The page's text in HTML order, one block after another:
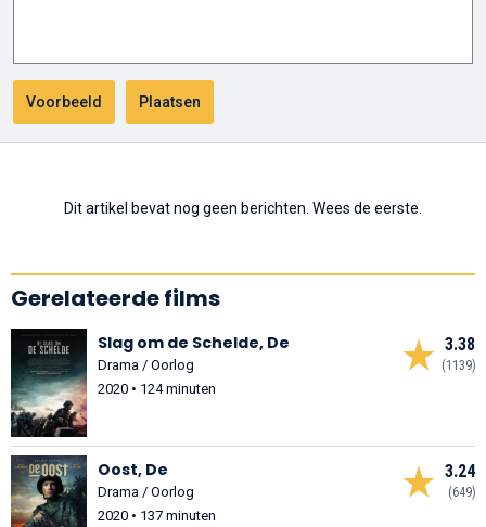
Dit artikel bevat nog geen berichten. Wees de eerste.
Gerelateerde films
3.38
(1139)
Slag om de Schelde, De
Drama / Oorlog
2020 • 124 minuten
3.24
(649)
Oost, De
Drama / Oorlog
2020 • 137 minuten